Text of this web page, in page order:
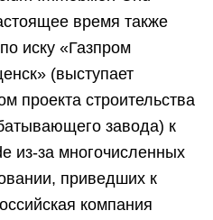
время также
иску «Газпром
(выступает
проекта строительства
завода) к
из-за многочисленных
приведших к
компания